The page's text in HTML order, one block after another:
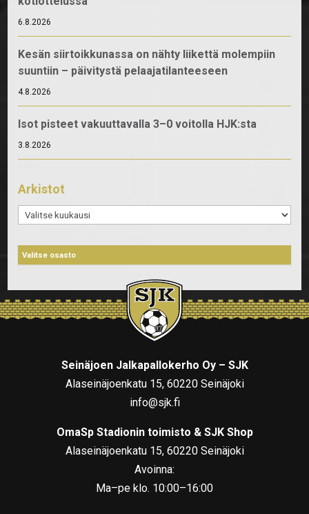
6.8.2026
Kesän siirtoikkunassa on nähty liikettä molempiin
suuntiin – päivitystä pelaajatilanteeseen
4.8.2026
Isot pisteet vakuuttavalla 3–0 voitolla HJK:sta
3.8.2026
Arkistot
Arkistot
Seinäjoen Jalkapallokerho Oy – SJK
Alaseinäjoenkatu 15, 60220 Seinäjoki
info@sjk.fi
OmaSp Stadionin toimisto & SJK Shop
Alaseinäjoenkatu 15, 60220 Seinäjoki
Avoinna:
Ma–pe klo. 10:00–16:00